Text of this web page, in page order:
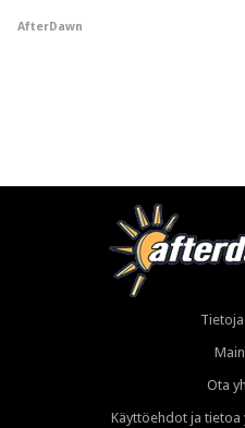
AfterDawn
Ota
Käyttöehdot ja tietoa